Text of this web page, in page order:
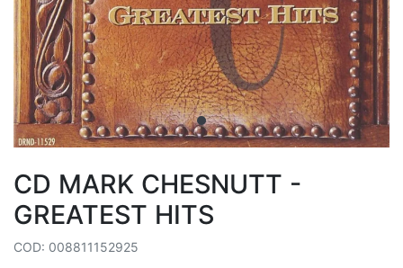
CD MARK CHESNUTT ‎-
GREATEST HITS
COD: 008811152925